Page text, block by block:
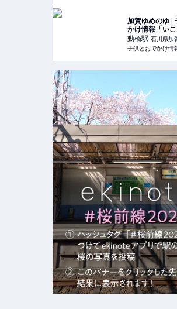
加賀ゆめのゆ |
かけ情報「いこ
動橋駅 石川県加